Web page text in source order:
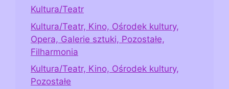
Kultura/Teatr
Kultura/Teatr, Kino, Ośrodek kultury,
Opera, Galerie sztuki, Pozostałe,
Filharmonia
Kultura/Teatr, Kino, Ośrodek kultury,
Pozostałe